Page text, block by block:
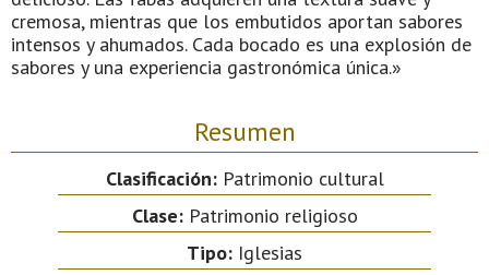
cremosa, mientras que los embutidos aportan sabores
intensos y ahumados. Cada bocado es una explosión de
sabores y una experiencia gastronómica única.»
Resumen
Clasificación:Patrimonio cultural
Clase:Patrimonio religioso
Tipo: Iglesias